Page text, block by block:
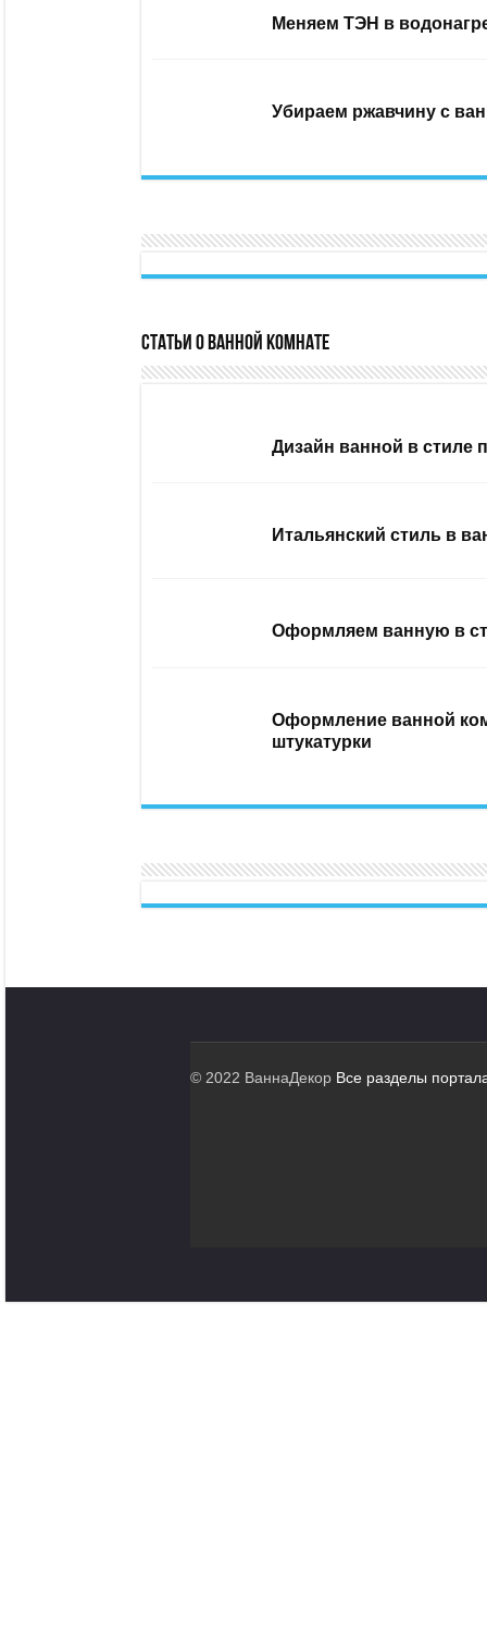
Меняем ТЭН в
Убираем ржавчину с
Статьи о ванной комнате
Дизайн ванной в стиле
Итальянский стиль в
Оформляем ванную в
Оформление ванной
штукатурки
© 2022 ВаннаДекор Все разделы